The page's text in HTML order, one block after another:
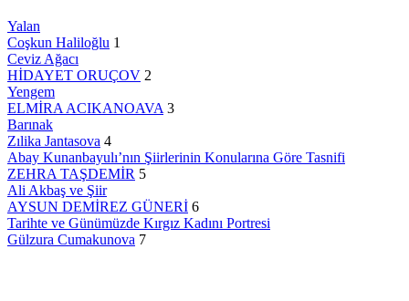
Yalan
Coşkun Haliloğlu 1
Ceviz Ağacı
HİDAYET ORUÇOV 2
Yengem
ELMİRA ACIKANOAVA 3
Barınak
Zılika Jantasova 4
Abay Kunanbayulı’nın Şiirlerinin Konularına Göre Tasnifi
ZEHRA TAŞDEMİR 5
Ali Akbaş ve Şiir
AYSUN DEMİREZ GÜNERİ 6
Tarihte ve Günümüzde Kırgız Kadını Portresi
Gülzura Cumakunova 7